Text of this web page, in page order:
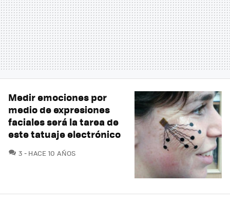
Medir emociones por
medio de expresiones
faciales será la tarea de
este tatuaje electrónico
3 COMENTARIOS
HACE 10 AÑOS